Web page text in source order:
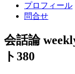
プロフィール
問合せ
会話論
ト380